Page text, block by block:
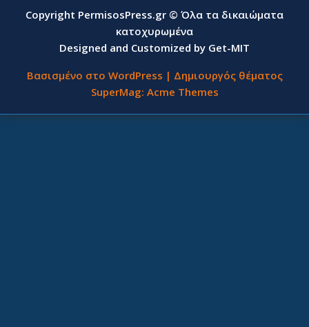
Copyright PermisosPress.gr © Όλα τα δικαιώματα
κατοχυρωμένα
Designed and Customized by Get-MIT
Βασισμένο στο WordPress | Δημιουργός θέματος
SuperMag: Acme Themes